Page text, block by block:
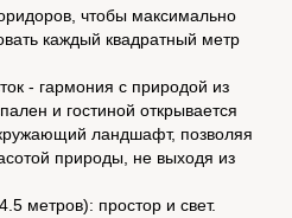
чтобы максимально
каждый квадратный метр
- гармония с природой из
и гостиной открывается
ландшафт, позволяя
природы, не выходя из
метров): простор и свет.
OVU 2026: